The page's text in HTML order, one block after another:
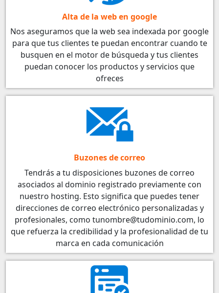
Alta de la web en google
Nos aseguramos que la web sea indexada por google
para que tus clientes te puedan encontrar cuando te
busquen en el motor de búsqueda y tus clientes
puedan conocer los productos y servicios que
ofreces
Buzones de correo
Tendrás a tu disposiciones buzones de correo
asociados al dominio registrado previamente con
nuestro hosting. Esto significa que puedes tener
direcciones de correo electrónico personalizadas y
profesionales, como tunombre@tudominio.com, lo
que refuerza la credibilidad y la profesionalidad de tu
marca en cada comunicación